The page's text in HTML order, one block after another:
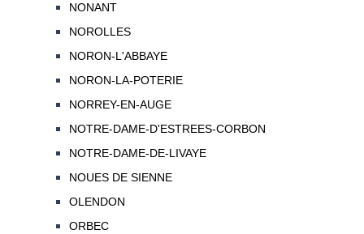
NONANT
NOROLLES
NORON-L'ABBAYE
NORON-LA-POTERIE
NORREY-EN-AUGE
NOTRE-DAME-D'ESTREES-CORBON
NOTRE-DAME-DE-LIVAYE
NOUES DE SIENNE
OLENDON
ORBEC